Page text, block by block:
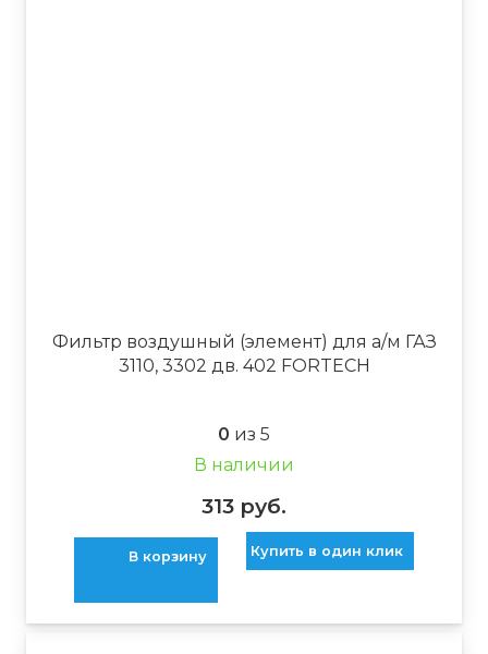
Фильтр воздушный (элемент) для а/м ГАЗ
3110, 3302 дв. 402 FORTECH
0 из 5
В наличии
313 руб.
В корзину Купить в один клик